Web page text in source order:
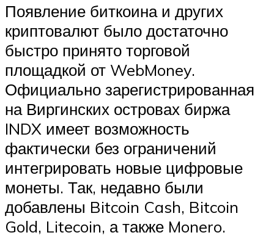
Появление биткоина и других
криптовалют было достаточно
быстро принято торговой
площадкой от WebMoney.
Официально зарегистрированная
на Виргинских островах биржа
INDX имеет возможность
фактически без ограничений
интегрировать новые цифровые
монеты. Так, недавно были
добавлены Bitcoin Cash, Bitcoin
Gold, Litecoin, а также Monero.